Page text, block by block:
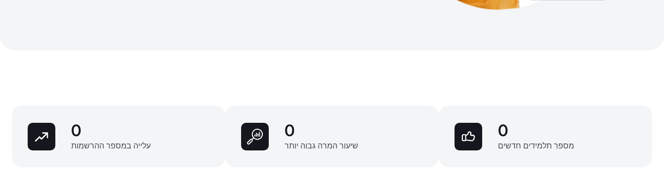
0
עלייה במספר ההרשמות
0
שיעור המרה גבוה יותר
0
מספר תלמידים חדשים